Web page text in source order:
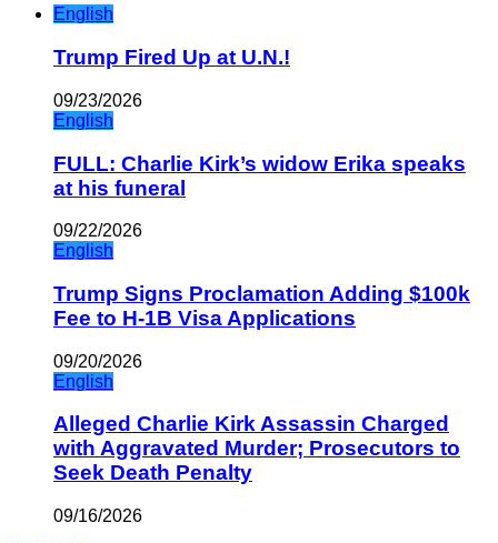
English
Trump Fired Up at U.N.!
09/23/2026
English
FULL: Charlie Kirk’s widow Erika speaks
at his funeral
09/22/2026
English
Trump Signs Proclamation Adding $100k
Fee to H-1B Visa Applications
09/20/2026
English
Alleged Charlie Kirk Assassin Charged
with Aggravated Murder; Prosecutors to
Seek Death Penalty
09/16/2026